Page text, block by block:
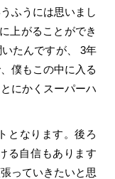
ふうには思いまし
上がることができ
たんですが、 3年
僕もこの中に入る
にかくスーパーハ
となります。後ろ
る自信もあります
っていきたいと思